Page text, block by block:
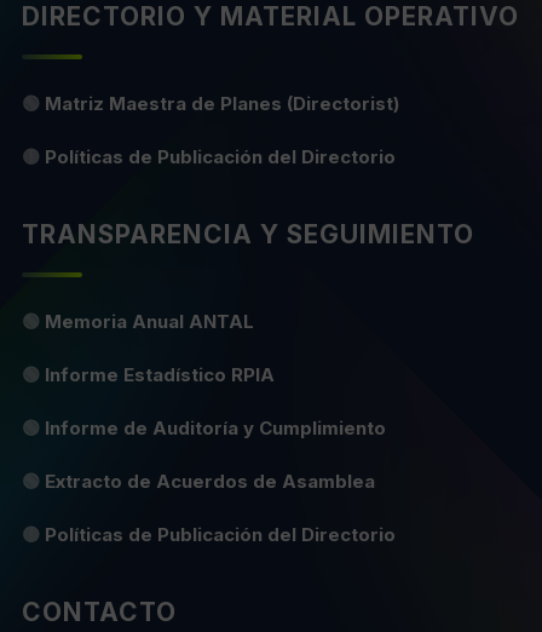
DIRECTORIO Y MATERIAL OPERATIVO
🟢 Matriz Maestra de Planes (Directorist)
🟡 Políticas de Publicación del Directorio
TRANSPARENCIA Y SEGUIMIENTO
🟢 Memoria Anual ANTAL
🟢 Informe Estadístico RPIA
🟢 Informe de Auditoría y Cumplimiento
🟢 Extracto de Acuerdos de Asamblea
🟡 Políticas de Publicación del Directorio
CONTACTO